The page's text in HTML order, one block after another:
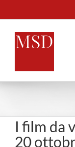
al
contenuto
I film da
20